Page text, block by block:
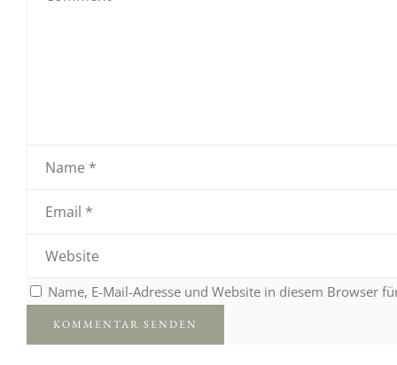
Name, E-Mail-Adresse und Website in diesem Browser